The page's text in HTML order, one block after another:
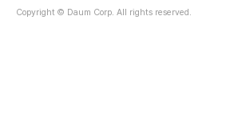
Copyright © Daum Corp. All rights reserved.